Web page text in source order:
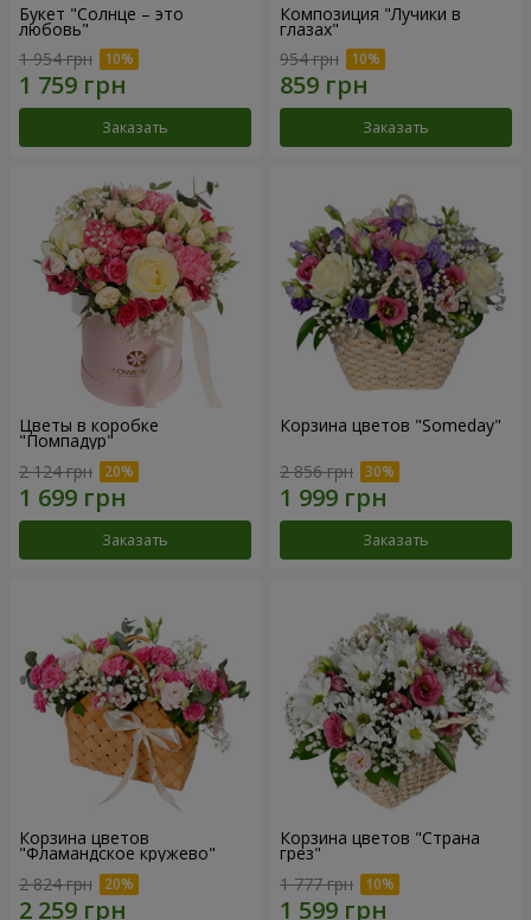
Букет "Солнце – это
любовь"
1 954 грн
Заказать
Композиция "Лучики в
глазах"
954 грн
Заказать
Цветы в коробке
"Помпадур"
2 124 грн
Заказать
Корзина цветов "Someday"
2 856 грн
Заказать
Корзина цветов
"Фламандское кружево"
2 824 грн
Корзина цветов "Страна
грез"
1 777 грн